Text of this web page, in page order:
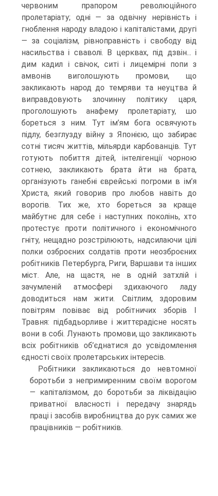
червоним прапором рево­люційного
пролетаріату; одні — за одвічну нерівність і
гноблення народу владою і капіталістами, другі
— за соціалізм, рівноправність і свободу від
насильства і сваволі. В церквах, під дзвін... і
дим кадил і свічок, ситі і лицемірні попи з
амвонів виголошують промови, що
закликають народ до темряви та неуцтва й
виправдовують злочинну політику царя,
проголошують анафему пролетаріату, шо
бореться з ним. Тут ім’ям бога освячують
підлу, безглузду війну з Японією, що забирає
сотні тисяч життів, мільярди карбованців. Тут
готують по­биття дітей, інтелігенції чорною
сотнею, закликають брата йти на брата,
організують ганебні єврейські погроми в ім’я
Христа, який говорив про любов навіть до
ворогів. Тих же, хто бореться за краще
майбутнє для себе і наступних поколінь, хто
протестує проти по­літичного і економічного
гніту, нещадно розстрілюють, надсилаючи цілі
полки озброєних солдатів проти неозброєних
робітників Петер­бурга, Риги, Варшави та інших
міст. Але, на щастя, не в одній затхлій і
зачумленій атмосфері здихаючого ладу
доводиться нам жити. Світлим, здоровим
повітрям повіває від робітничих зборів І
Травня: підбадьорливе і життєрадісне носять
вони в собі. Лунають промови, що закликають
всіх робітників об’єднатися до усвідомлення
єдності своїх пролетарських інтересів.
Робітники закликаються до невтомної
боротьби з непримирен­ним своїм ворогом
— капіталізмом, до боротьби за ліквідацію
при­ватної власності і передачу знарядь
праці і засобів виробництва до рук самих же
працівників — робітників.